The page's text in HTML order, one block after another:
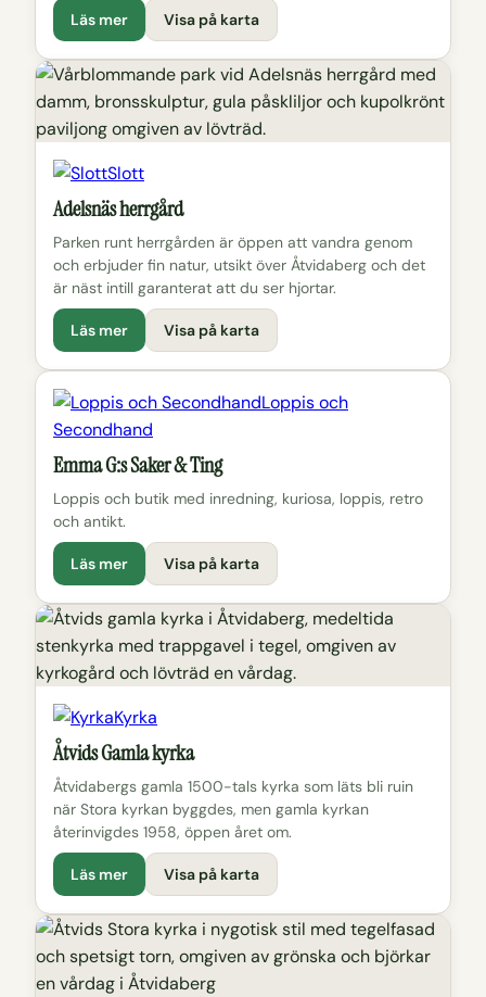
Läs mer Visa på karta
Slott
Adelsnäs herrgård
Parken runt herrgården är öppen att vandra genom
och erbjuder fin natur, utsikt över Åtvidaberg och det
är näst intill garanterat att du ser hjortar.
Läs mer Visa på karta
Loppis och
Secondhand
Emma G:s Saker & Ting
Loppis och butik med inredning, kuriosa, loppis, retro
och antikt.
Läs mer Visa på karta
Kyrka
Åtvids Gamla kyrka
Åtvidabergs gamla 1500-tals kyrka som läts bli ruin
när Stora kyrkan byggdes, men gamla kyrkan
återinvigdes 1958, öppen året om.
Läs mer Visa på karta